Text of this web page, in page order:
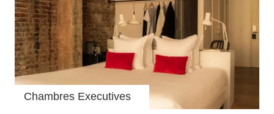
Chambres Executives